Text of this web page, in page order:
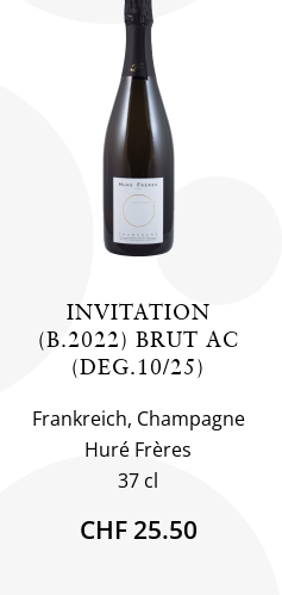
INVITATION
(B.2022) BRUT AC
(DEG.10/25)
Frankreich, Champagne
Huré Frères
37 cl
CHF 25.50